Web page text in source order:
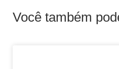
Você também